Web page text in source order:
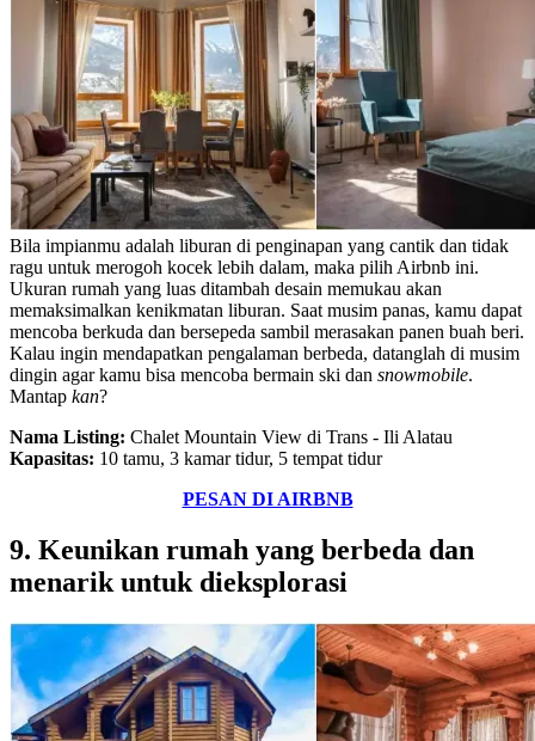
Bila impianmu adalah liburan di penginapan yang cantik dan tidak
ragu untuk merogoh kocek lebih dalam, maka pilih Airbnb ini.
Ukuran rumah yang luas ditambah desain memukau akan
memaksimalkan kenikmatan liburan. Saat musim panas, kamu dapat
mencoba berkuda dan bersepeda sambil merasakan panen buah beri.
Kalau ingin mendapatkan pengalaman berbeda, datanglah di musim
dingin agar kamu bisa mencoba bermain ski dan snowmobile.
Mantap kan?
Nama Listing: Chalet Mountain View di Trans - Ili Alatau
Kapasitas: 10 tamu, 3 kamar tidur, 5 tempat tidur
PESAN DI AIRBNB
9. Keunikan rumah yang berbeda dan
menarik untuk dieksplorasi